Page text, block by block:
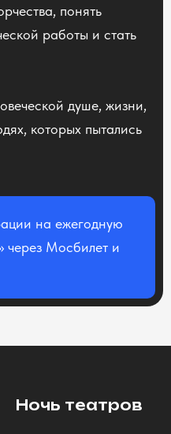
понять
работы и стать
душе, жизни,
которых пытались
на ежегодную
через Мосбилет и
Ночь театров